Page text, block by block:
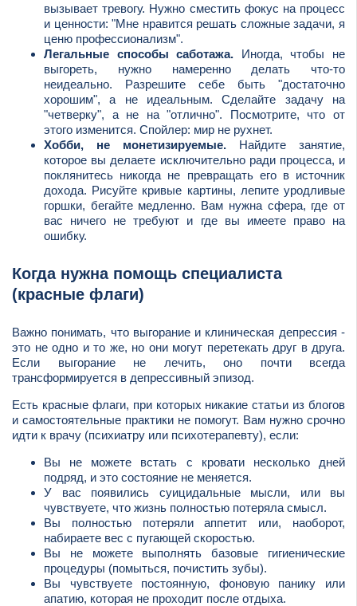
вызывает тревогу. Нужно сместить фокус на процесс
и ценности: "Мне нравится решать сложные задачи, я
ценю профессионализм".
Легальные способы саботажа. Иногда, чтобы не
выгореть, нужно намеренно делать что-то
неидеально. Разрешите себе быть "достаточно
хорошим", а не идеальным. Сделайте задачу на
"четверку", а не на "отлично". Посмотрите, что от
этого изменится. Спойлер: мир не рухнет.
Хобби, не монетизируемые. Найдите занятие,
которое вы делаете исключительно ради процесса, и
поклянитесь никогда не превращать его в источник
дохода. Рисуйте кривые картины, лепите уродливые
горшки, бегайте медленно. Вам нужна сфера, где от
вас ничего не требуют и где вы имеете право на
ошибку.
Когда нужна помощь специалиста
(красные флаги)
Важно понимать, что выгорание и клиническая депрессия -
это не одно и то же, но они могут перетекать друг в друга.
Если выгорание не лечить, оно почти всегда
трансформируется в депрессивный эпизод.
Есть красные флаги, при которых никакие статьи из блогов
и самостоятельные практики не помогут. Вам нужно срочно
идти к врачу (психиатру или психотерапевту), если:
Вы не можете встать с кровати несколько дней
подряд, и это состояние не меняется.
У вас появились суицидальные мысли, или вы
чувствуете, что жизнь полностью потеряла смысл.
Вы полностью потеряли аппетит или, наоборот,
набираете вес с пугающей скоростью.
Вы не можете выполнять базовые гигиенические
процедуры (помыться, почистить зубы).
Вы чувствуете постоянную, фоновую панику или
апатию, которая не проходит после отдыха.